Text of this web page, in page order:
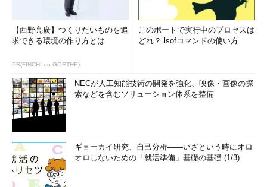
【西野亮廣】つくりたいものを追
求できる環境の作り方とは
PR(FINCHI on GOETHE)
このポートで実行中のプロセスは
どれ？ lsofコマンドの使い方
NECが人工知能技術の開発を強化、映像・画像の探
索などを含むソリューション体系を整備
ギョーカイ研究、自己分析――いざという時にオロ
オロしないための「就活準備」基礎の基礎 (1/3)